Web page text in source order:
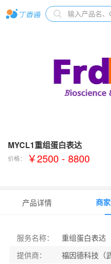
MYCL1重组蛋白表达
价格： ￥2500 - 8800
产品详情 商
服务名称：
重组蛋白表达
提供商： 福因德科技（